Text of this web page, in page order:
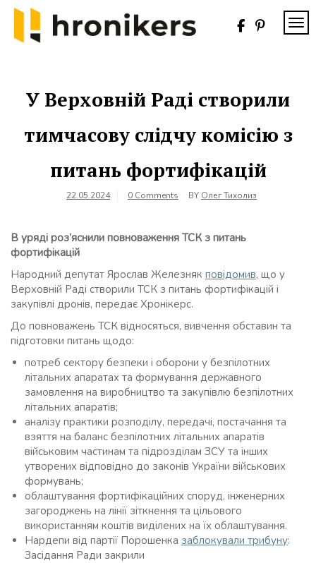
Skip
content
У Верховній Раді створили
тимчасову слідчу комісію з
питань фортифікацій
22.05.2024 0 Comments BY Олег Тихолиз
В уряді роз’яснили повноваження ТСК з питань
фортифікацій
Народний депутат Ярослав Железняк повідомив, що у
Верховній Раді створили ТСК з питань фортифікацій і
закупівлі дронів, передає Хронікерс.
До повноважень ТСК відносяться, вивчення обставин та
підготовки питань щодо:
потреб сектору безпеки і оборони у безпілотних
літальних апаратах та формування державного
замовлення на виробництво та закупівлю безпілотних
літальних апаратів;
аналізу практики розподілу, передачі, постачання та
взяття на баланс безпілотних літальних апаратів
військовим частинам та підрозділам ЗСУ та інших
утворених відповідно до законів України військових
формувань;
облаштування фортифікаційних споруд, інженерних
загороджень на лінії зіткнення та цільового
використанням коштів виділених на їх облаштування.
Нардепи від партії Порошенка заблокували трибуну:
Засідання Ради закрили